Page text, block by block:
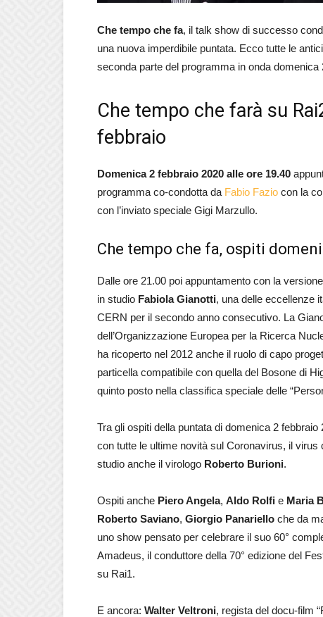
Che tempo che fa, il talk show di successo
una nuova imperdibile puntata. Ecco tutte le
seconda parte del programma in onda domenica
Che tempo che farà su
febbraio
Domenica 2 febbraio 2020 alle ore 19.40
programma co-condotta da Fabio Fazio con la
con l’inviato speciale Gigi Marzullo.
Che tempo che fa, ospiti
Dalle ore 21.00 poi appuntamento con la
in studio Fabiola Gianotti, una delle eccellenze
CERN per il secondo anno consecutivo. La
dell’Organizzazione Europea per la Ricerca
ha ricoperto nel 2012 anche il ruolo di capo
particella compatibile con quella del Bosone di
quinto posto nella classifica speciale delle
Tra gli ospiti della puntata di domenica 2
con tutte le ultime novità sul Coronavirus, il
studio anche il virologo Roberto Burioni.
Ospiti anche Piero Angela, Aldo Rolfi e Maria
Roberto Saviano, Giorgio Panariello che da
uno show pensato per celebrare il suo 60°
Amadeus, il conduttore della 70° edizione del
su Rai1.
E ancora: Walter Veltroni, regista del docu-film